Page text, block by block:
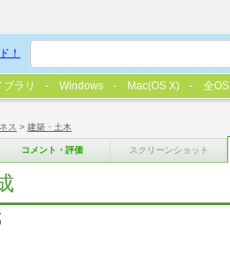
ス > 建築・土木
コメント・評価 スクリーンショット
！
ブラリ Windows Mac(OS X) 全OS